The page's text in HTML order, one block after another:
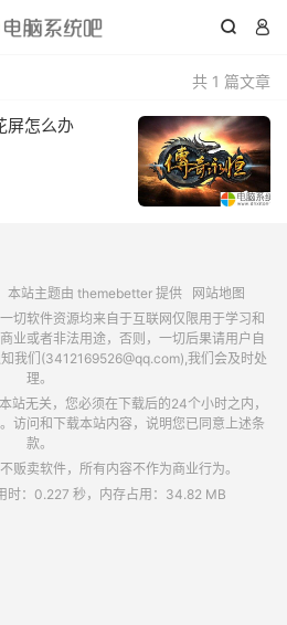
 
共 1 篇文章
屏怎么办
站主题由 themebetter提供
网站地图
切软件资源均来自于互联网仅限用于学习和
业或者非法用途，否则，一切后果请用户自
我们(3412169526@qq.com),我们会及时处
理。
站无关，您必须在下载后的24个小时之内，
访问和下载本站内容，说明您已同意上述条
款。
贩卖软件，所有内容不作为商业行为。
时：0.227 秒，内存占用：34.82 MB